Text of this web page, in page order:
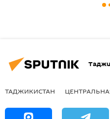
ТАДЖИКИСТАН